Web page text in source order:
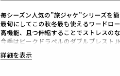
毎シーズン人気の”旅ジャケ”シリーズを
最旬にしてこの秋冬最も使えるワードロー
高機能、且つ伸縮することでストレスの
今季はピークドラペルのダブルブレスト
ピークドラペルのシングルブレストJKT
腰ポケットをフラップ付きにアップデート
詳細を表示